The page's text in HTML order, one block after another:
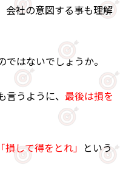
会社の意図する事も理解
ではないでしょうか。
うように、 最後は損を
「損して得をとれ」 という